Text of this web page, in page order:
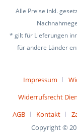
Alle Preise inkl.
* gilt für Lieferungen
für andere Länder
Impressum
Widerrufsrecht
AGB
Kontakt
Copyright ©